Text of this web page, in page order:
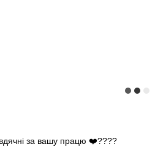
за вашу працю ❤️????